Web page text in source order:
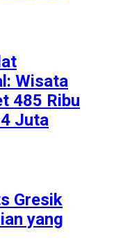
Wisata
485 Ribu
Juta
Gresik
yang